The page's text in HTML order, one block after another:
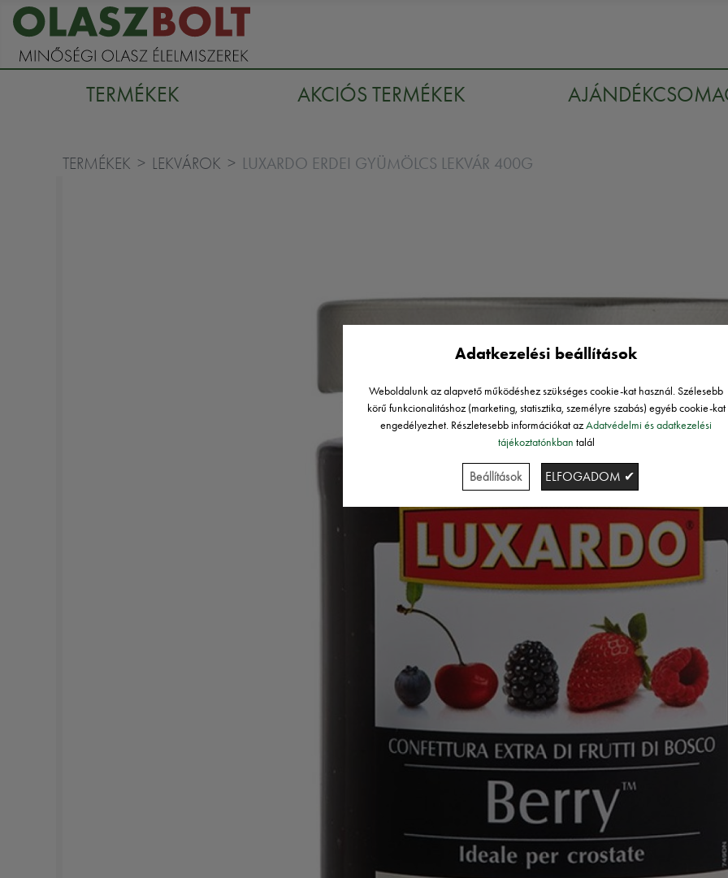
TERMÉKEK AKCIÓS TERMÉKEK
TERMÉKEK LEKVÁROK LUXARDO ERDEI GYÜMÖLCS LEKVÁR 400G
Adatkezelési beállítások
Weboldalunk az alapvető működéshez szükséges cookie-kat használ. Szélesebb
körű funkcionalitáshoz (marketing, statisztika, személyre szabás) egyéb cookie-kat
engedélyezhet. Részletesebb információkat azAdatvédelmi és adatkezelési
tájékoztatónkban talál
Beállítások ELFOGADOM ✔